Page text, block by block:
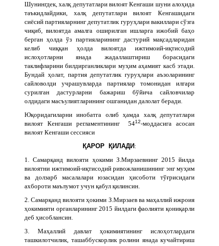
Шунингдек, халқ депутатлари вилоят Кенгаши шуни алоҳида
таъкидлайдики, халқ депутатлари вилоят Кенгашидаги
сиёсий партияларнинг депутатлик гуруҳлари вакиллари сўзга
чиқиб, вилоятда амалга оширилган ишларга ижобий баҳо
берган ҳолда ўз партияларининг дастурий мақсадларидан
келиб чиққан ҳолда вилоятда ижтимоий-иқтисодий
ислоҳотларни янада жадаллаштириш борасидаги
таклифларини билдирганликлари муҳим аҳамият касб этади.
Бундай ҳолат, партия депутатлик гуруҳлари аъзоларининг
сайловолди учрашувларда партиялар томонидан илгари
сурилган дастурларни бажариш бўйича сайловчилар
олдидаги масъулиятларининг ошганидан далолат беради.
Юқоридагиларни инобатга олиб ҳамда халқ депутатлари
вилоят Кенгаши регламентининг 5412-моддасига асосан
вилоят Кенгаши сессияси
ҚАРОР ҚИЛАДИ :
1. Самарқанд вилояти ҳокими З.Мирзаевнинг 2015 йилда
вилоятни ижтимоий-иқтисодий ривожланишининг энг муҳим
ва долзарб масалалари юзасидан ҳисоботи тўғрисидаги
ахбороти маълумот учун қабул қилинсин.
2. Самарқанд вилояти ҳокими З.Мирзаев ва маҳаллий ижроия
ҳокимияти органларининг 2015 йилдаги фаолияти қониқарли
деб ҳисоблансин.
3. Маҳаллий давлат ҳокимиятининг ислоҳотлардаги
ташкилотчилик, ташаббускорлик ролини янада кучайтириш